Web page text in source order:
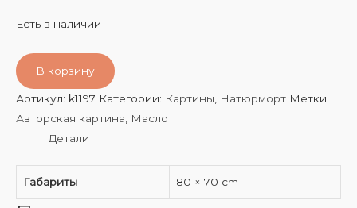
Есть в наличии
В корзину
Артикул: k1197 Категории: Картины Натюрморт Метки:
Авторская картина
Масло
Детали
Габариты 80 × 70 cm